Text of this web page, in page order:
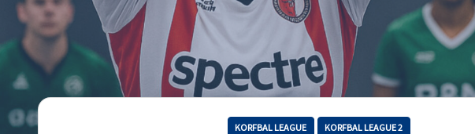
KORFBAL LEAGUE KORFBAL LEAGUE 2